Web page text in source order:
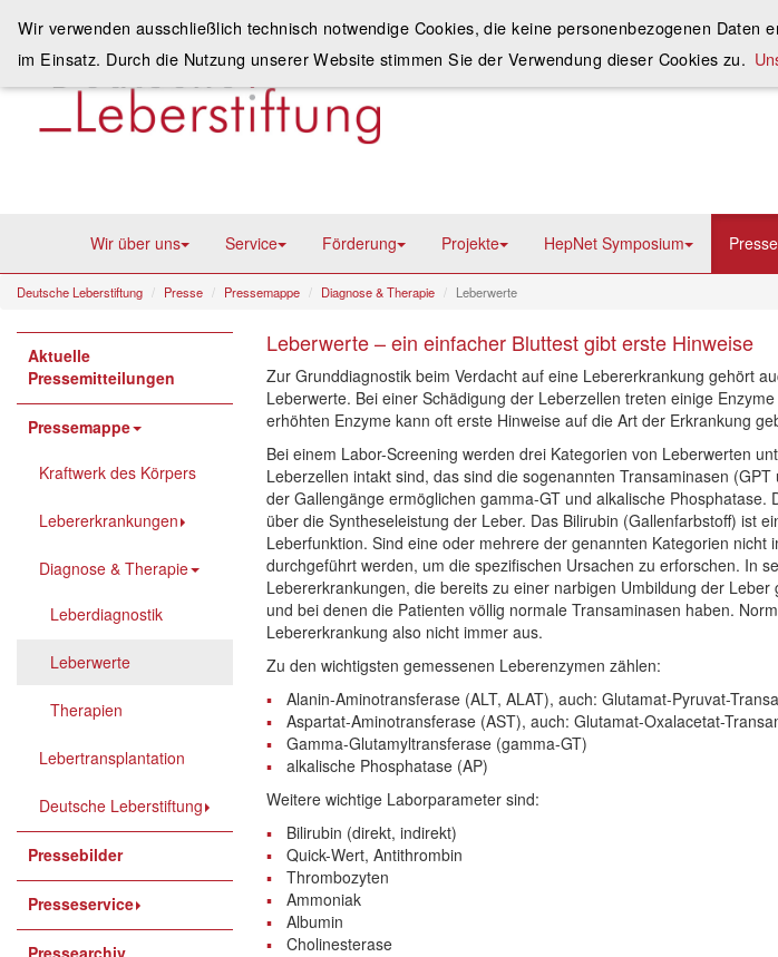
Wir über uns Service Förderung Projekte HepNet Symposium Presse
Deutsche Leberstiftung Presse Pressemappe Diagnose & Therapie Leberwerte
Aktuelle
Pressemitteilungen
Pressemappe
Kraftwerk des Körpers
Lebererkrankungen
Diagnose & Therapie
Leberdiagnostik
Leberwerte
Therapien
Lebertransplantation
Deutsche Leberstiftung
Pressebilder
Presseservice
Pressearchiv
Leberwerte – ein einfacher Bluttest gibt erste Hinweise
Zur Grunddiagnostik beim Verdacht auf eine Lebererkrankung gehört
Leberwerte. Bei einer Schädigung der Leberzellen treten einige
erhöhten Enzyme kann oft erste Hinweise auf die Art der Erkrankung
Bei einem Labor-Screening werden drei Kategorien von Leberwerten
Leberzellen intakt sind, das sind die sogenannten Transaminasen
der Gallengänge ermöglichen gamma-GT und alkalische Phosphatase.
über die Syntheseleistung der Leber. Das Bilirubin (Gallenfarbstoff) ist
Leberfunktion. Sind eine oder mehrere der genannten Kategorien nicht
durchgeführt werden, um die spezifischen Ursachen zu erforschen. In
Lebererkrankungen, die bereits zu einer narbigen Umbildung der
und bei denen die Patienten völlig normale Transaminasen haben.
Lebererkrankung also nicht immer aus.
Zu den wichtigsten gemessenen Leberenzymen zählen:
Alanin-Aminotransferase (ALT, ALAT), auch: Glutamat-Pyruvat-
Aspartat-Aminotransferase (AST), auch: Glutamat-Oxalacetat-
Gamma-Glutamyltransferase (gamma-GT)
alkalische Phosphatase (AP)
Weitere wichtige Laborparameter sind:
Bilirubin (direkt, indirekt)
Quick-Wert, Antithrombin
Thrombozyten
Ammoniak
Albumin
Cholinesterase
Wir verwenden ausschließlich technisch notwendige Cookies, die keine personenbezogenen
im Einsatz. Durch die Nutzung unserer Website stimmen Sie der Verwendung dieser Cookies zu.